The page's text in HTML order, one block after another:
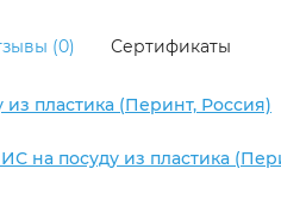
(0) Сертификаты
из пластика (Перинт, Россия)
на посуду из пластика